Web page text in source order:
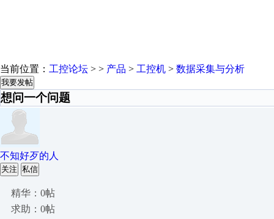
当前位置： 工控论坛 > > 产品 > 工控机 > 数据采集与分析
我要发帖
想问一个问题
不知好歹的人
关注 私信
精华：0帖
求助：0帖